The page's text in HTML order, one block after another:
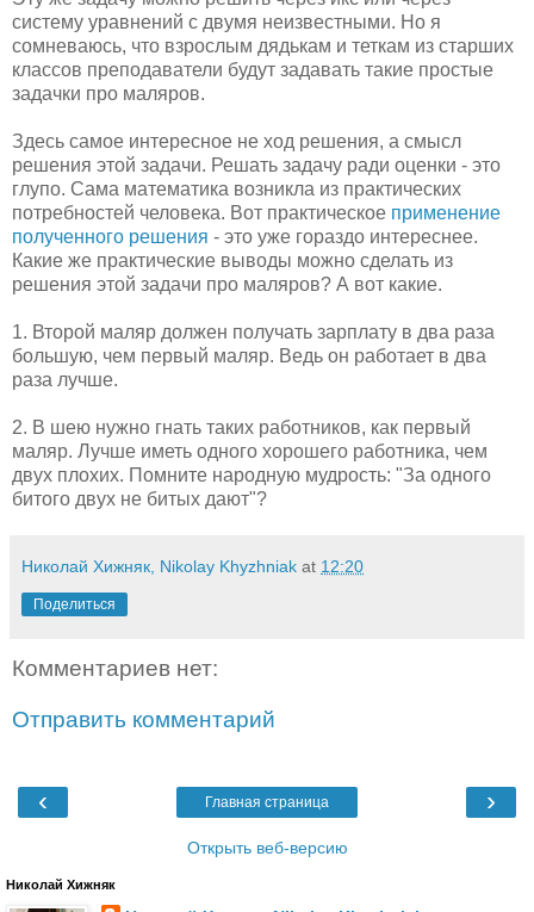
систему уравнений с двумя неизвестными. Но я
сомневаюсь, что взрослым дядькам и теткам из старших
классов преподаватели будут задавать такие простые
задачки про маляров.
Здесь самое интересное не ход решения, а смысл
решения этой задачи. Решать задачу ради оценки - это
глупо. Сама математика возникла из практических
потребностей человека. Вот практическое применение
полученного решения - это уже гораздо интереснее.
Какие же практические выводы можно сделать из
решения этой задачи про маляров? А вот какие.
1. Второй маляр должен получать зарплату в два раза
большую, чем первый маляр. Ведь он работает в два
раза лучше.
2. В шею нужно гнать таких работников, как первый
маляр. Лучше иметь одного хорошего работника, чем
двух плохих. Помните народную мудрость: "За одного
битого двух не битых дают"?
Николай Хижняк, Nikolay Khyzhniak at 12:20
Поделиться
Комментариев нет:
Отправить комментарий
‹ ›
Главная страница
Открыть веб-версию
Николай Хижняк